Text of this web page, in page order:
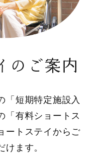
のご案内
「短期特定施設入
「有料ショートス
ートステイからご
ます。